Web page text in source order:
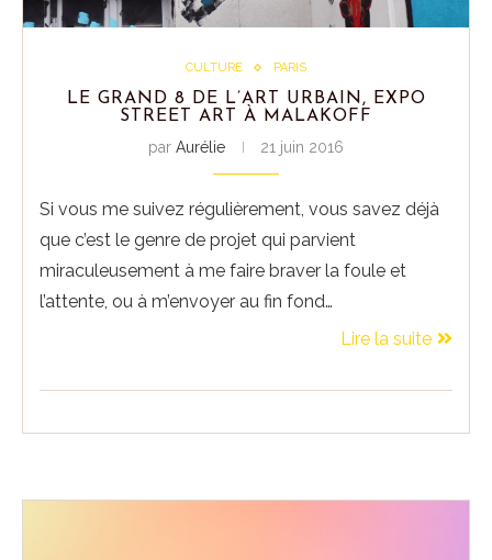
CULTURE PARIS
LE GRAND 8 DE L’ART URBAIN, EXPO
STREET ART À MALAKOFF
par Aurélie 21 juin 2016
Si vous me suivez régulièrement, vous savez déjà
que c’est le genre de projet qui parvient
miraculeusement à me faire braver la foule et
l’attente, ou à m’envoyer au fin fond…
Lire la suite